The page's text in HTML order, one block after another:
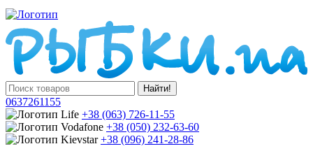
Найти!
0637261155
+38 (063) 726-11-55
+38 (050) 232-63-60
+38 (096) 241-28-86